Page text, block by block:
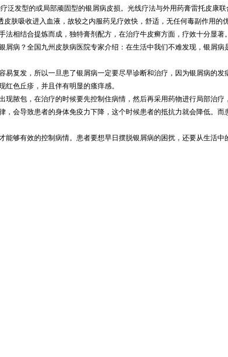
泛发型的或局部顽固型的银屑病皮损。光线疗法与外用药膏雷托皮康联
肤吸收进入血液，故较之内服药见疗效快，舒适，无任何毒副作用
相结合提炼而成，独特膏剂配方，在治疗牛皮癣方面，疗效十分显著。
病？全国九州皮肤病医院专家介绍：在生活中我们不难发现，银屑
复发，所以一旦患了银屑病一定要尽早诊断和治疗，因为银屑病的
色丘疹，并且伴有明显的瘙痒感。
脓包，在治疗的时候要先控制住病情，然后再采用药物进行局部治
会导致患者的身体免疫力下降，这个时候患者的抵抗力就会降低。
够有效的控制病情。患者要想早日摆脱银屑病的困扰，还要从生活